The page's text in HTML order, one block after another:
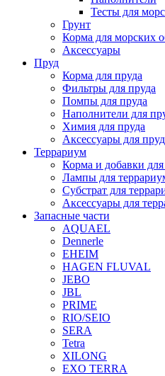
Тесты для
Грунт
Корма для морских
Аксессуары
Пруд
Корма для пруда
Фильтры для пруда
Помпы для пруда
Наполнители для
Химия для пруда
Аксессуары для
Террариум
Корма и добавки
Лампы для
Субстрат для
Аксессуары для
Запасные части
AQUAEL
Dennerle
EHEIM
HAGEN FLUVAL
JEBO
JBL
PRIME
RIO/SEIO
SERA
Tetra
XILONG
EXO TERRA